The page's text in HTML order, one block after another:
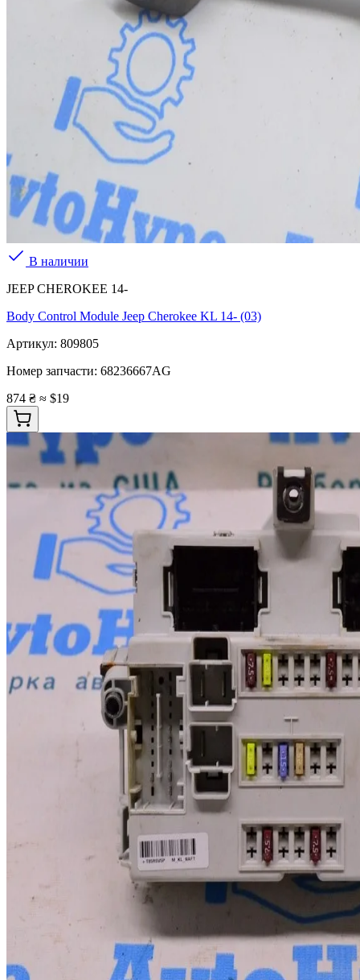
В наличии
JEEP CHEROKEE 14-
Body Control Module Jeep Cherokee KL 14- (03)
Артикул: 809805
Номер запчасти: 68236667AG
874 ₴ ≈ $19